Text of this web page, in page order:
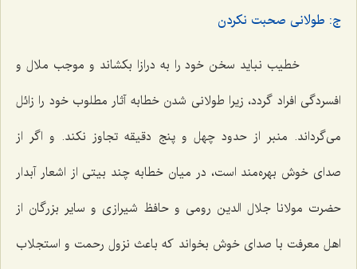
ج: طولانی صحبت نکردن
خطیب نباید سخن خود را به درازا بکشاند و موجب ملال و
افسردگی افراد گردد، زیرا طولانی شدن خطابه آثار مطلوب خود را زائل
می‌گرداند. منبر از حدود چهل و پنج دقیقه تجاوز نکند. و اگر از
صدای خوش بهره‌مند است، در میان خطابه چند بیتی از اشعار آبدار
حضرت مولانا جلال الدین رومی و حافظ شیرازی و سایر بزرگان از
اهل معرفت با صدای خوش بخواند که باعث نزول رحمت و استجلاب